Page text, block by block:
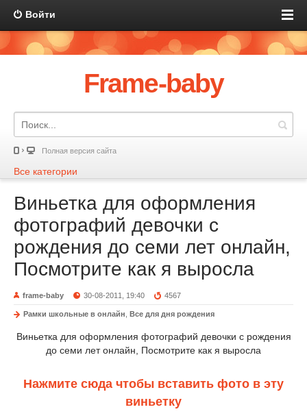
Войти
Frame-baby
Полная версия сайта
Все категории
Виньетка для оформления
фотографий девочки с
рождения до семи лет онлайн,
Посмотрите как я выросла
frame-baby 30-08-2011, 19:40 4567
Рамки школьные в онлайн Все для дня рождения
Виньетка для оформления фотографий девочки с рождения
до семи лет онлайн, Посмотрите как я выросла
Нажмите сюда чтобы вставить фото в эту
виньетку